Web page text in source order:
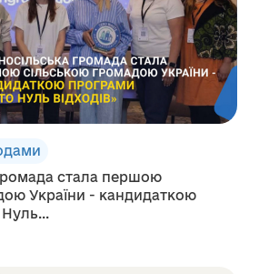
стала першою
України - кандидаткою